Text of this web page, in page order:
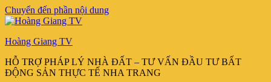
Chuyển đến phần nội dung
Hoàng Giang TV
HỖ TRỢ PHÁP LÝ NHÀ ĐẤT – TƯ VẤN ĐẦU TƯ BẤT
ĐỘNG SẢN THỰC TẾ NHA TRANG